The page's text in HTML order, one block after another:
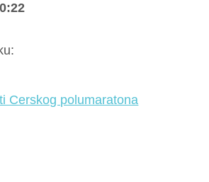
Cerskog polumaratona